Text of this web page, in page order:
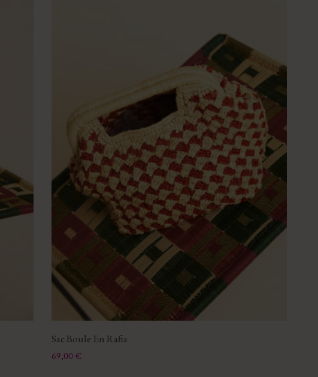
Sac Boule En Rafia
Prix
69,00 €